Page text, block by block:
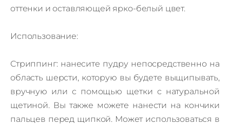
оттенки и оставляющей ярко-белый цвет.
Использование:
Стриппинг: нанесите пудру непосредственно на
область шерсти, которую вы будете выщипывать,
вручную или с помощью щетки с натуральной
щетиной. Вы также можете нанести на кончики
пальцев перед щипкой. Может использоваться в